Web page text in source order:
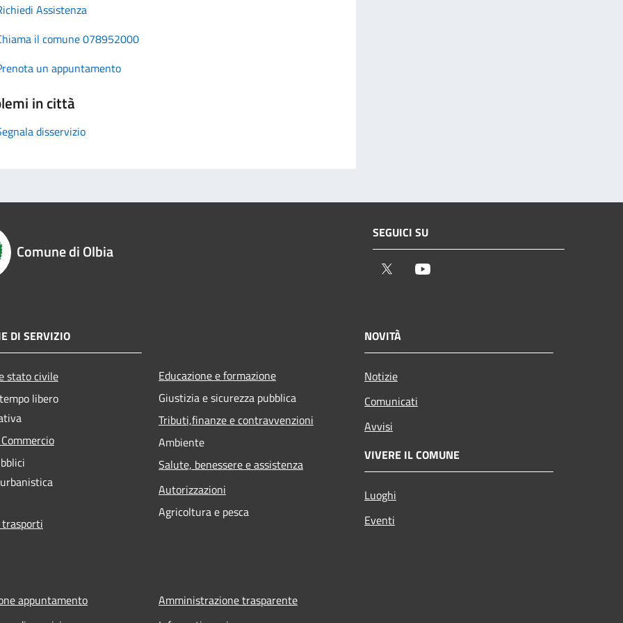
Assistenza
il comune 078952000
un appuntamento
in città
disservizio
Comune di Olbia
SEGUICI SU
Twitter
DI SERVIZIO
stato civile
libero
Educazione e formazione
Giustizia e sicurezza pubblica
Tributi,finanze e contravvenzioni
Ambiente
Salute, benessere e assistenza
Autorizzazioni
Agricoltura e pesca
NOVITÀ
Notizie
Comunicati
Avvisi
VIVERE IL COMUNE
Luoghi
Eventi
appuntamento
Amministrazione trasparente